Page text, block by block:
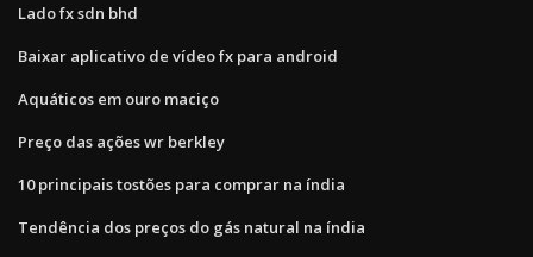
Lado fx sdn bhd
Baixar aplicativo de vídeo fx para android
Aquáticos em ouro maciço
Preço das ações wr berkley
10 principais tostões para comprar na índia
Tendência dos preços do gás natural na índia